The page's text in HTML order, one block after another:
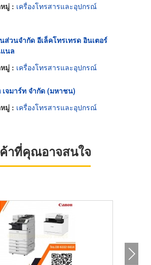
มู่ : เครื่องโทรสารและอุปกรณ์
ส่วนจำกัด อีเล็คโทรเทรด อินเตอร์
นล
มู่ : เครื่องโทรสารและอุปกรณ์
จมาร์ท จำกัด (มหาชน)
มู่ : เครื่องโทรสารและอุปกรณ์
าที่คุณอาจสนใจ